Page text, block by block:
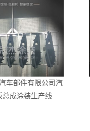
车部件有限公司汽
总成涂装生产线